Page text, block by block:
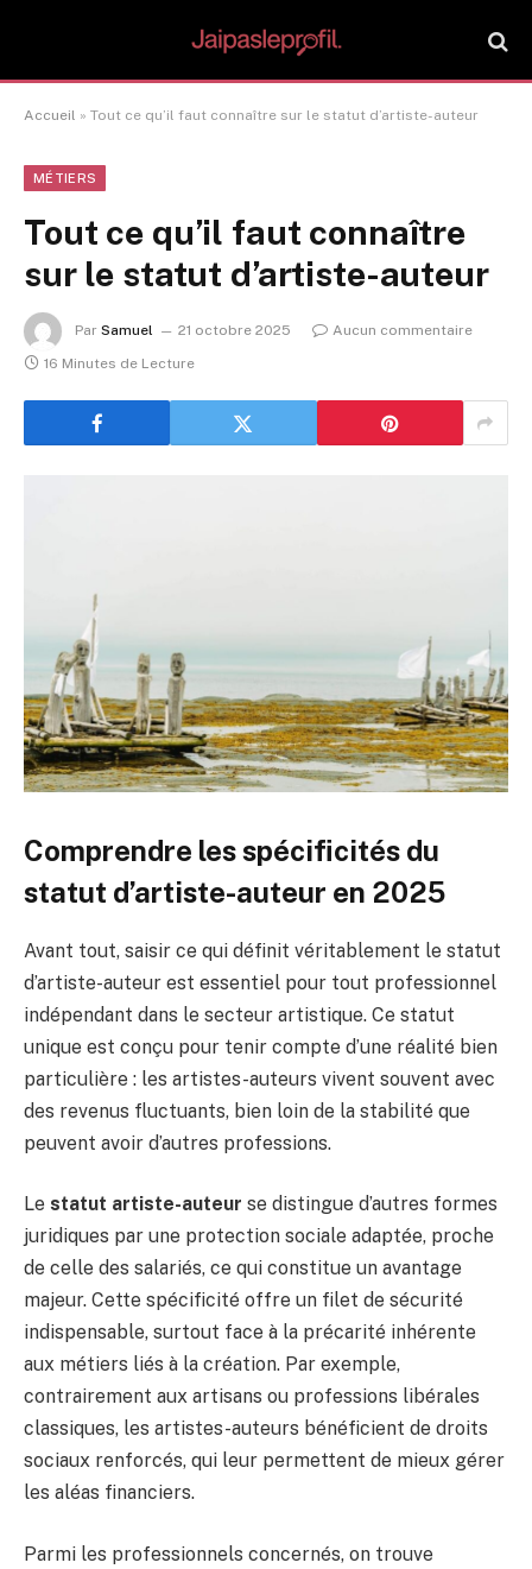
Accueil » Tout ce qu’il faut connaître sur le statut d’artiste-auteur
MÉTIERS
Tout ce qu’il faut connaître
sur le statut d’artiste-auteur
Par Samuel 21 octobre 2025
Aucun commentaire
16 Minutes de Lecture
Comprendre les spécificités du
statut d’artiste-auteur en 2025
Avant tout, saisir ce qui définit véritablement le statut
d’artiste-auteur est essentiel pour tout professionnel
indépendant dans le secteur artistique. Ce statut
unique est conçu pour tenir compte d’une réalité bien
particulière : les artistes-auteurs vivent souvent avec
des revenus fluctuants, bien loin de la stabilité que
peuvent avoir d’autres professions.
Le statut artiste-auteur se distingue d’autres formes
juridiques par une protection sociale adaptée, proche
de celle des salariés, ce qui constitue un avantage
majeur. Cette spécificité offre un filet de sécurité
indispensable, surtout face à la précarité inhérente
aux métiers liés à la création. Par exemple,
contrairement aux artisans ou professions libérales
classiques, les artistes-auteurs bénéficient de droits
sociaux renforcés, qui leur permettent de mieux gérer
les aléas financiers.
Parmi les professionnels concernés, on trouve